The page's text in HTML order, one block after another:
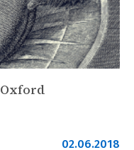
02.06.2018